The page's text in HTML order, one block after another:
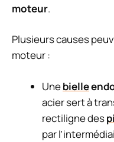
moteur.
Plusieurs causes
moteur :
Unebielle
acier sert à
rectiligne des
par